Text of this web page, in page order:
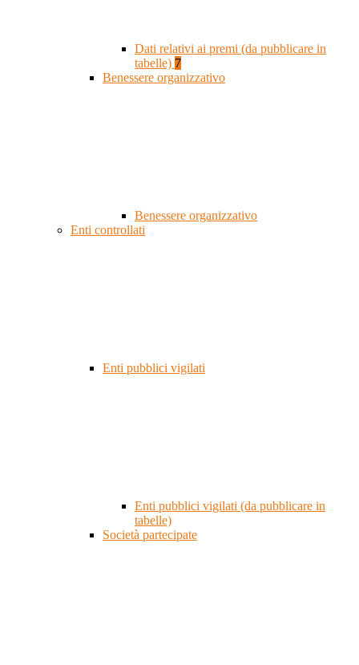
Dati relativi ai premi (da pubblicare in
tabelle) 7
Benessere organizzativo
Benessere organizzativo
Enti controllati
Enti pubblici vigilati
Enti pubblici vigilati (da pubblicare in
tabelle)
Società partecipate